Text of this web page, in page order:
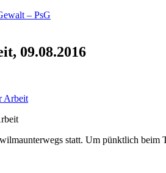
– PsG
09.08.2016
statt. Um pünktlich